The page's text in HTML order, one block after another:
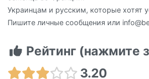
Украинцам и русским, которые хотят
Пишите личные сообщения или
Рейтинг (нажмите
3.20